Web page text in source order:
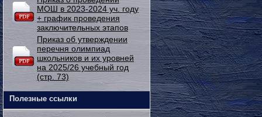
МОШ в 2023-2024 уч. году
+ график проведения
заключительных этапов
Приказ об утверждении
перечня олимпиад
школьников и их уровней
на 2025/26 учебный год
(стр. 73)
Полезные ссылки